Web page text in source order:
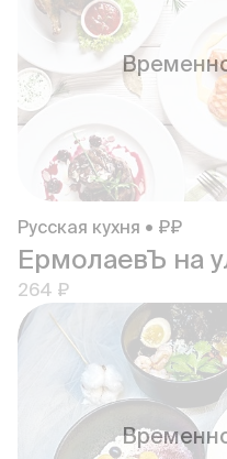
Русская кухня • ₽₽
ЕрмолаевЪ на
264 ₽